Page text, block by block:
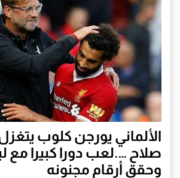
الألماني يورجن كلوب
صلاح ….لعب دورا كبيرا مع
وحقق أرقام مجنونه